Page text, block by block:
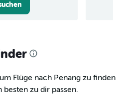
Flüge nach Penang zu finden
zu dir passen.